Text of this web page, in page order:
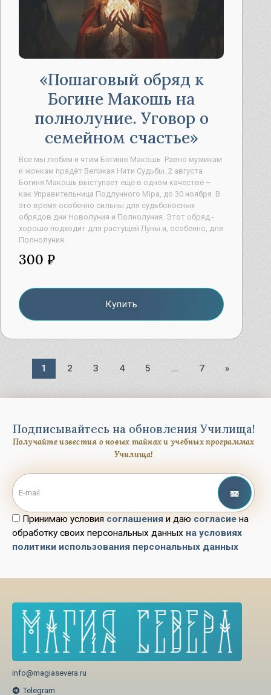
Пошаговый обряд к
Богине Макошь на
полнолуние. Уговор о
семейном счастье
Все мы любим и чтим Богиню Макошь. Равно мужикам
и жонкам прядёт Великая Нити Судьбы. 2 августа
Богиня Макошь выступает ещё в одном качестве –
как Управительница Подлунного Мiра, до 30 ноября. В
это время особенно сильны для судьбоносных
обрядов дни Новолуния и Полнолуния. Этот обряд -
хорошо подходит для растущей Луны и, особенно, для
Полнолуния.
300 ₽
Купить
1 2 3 4 5 ... 7 »
Подписывайтесь на обновления Училища!
Получайте известия о новых тайнах и учебных программах
Училища!
Принимаю условия соглашения и даю согласие на
обработку своих персональных данных на условиях
политики использования персональных данных
info@magiasevera.ru
Telegram